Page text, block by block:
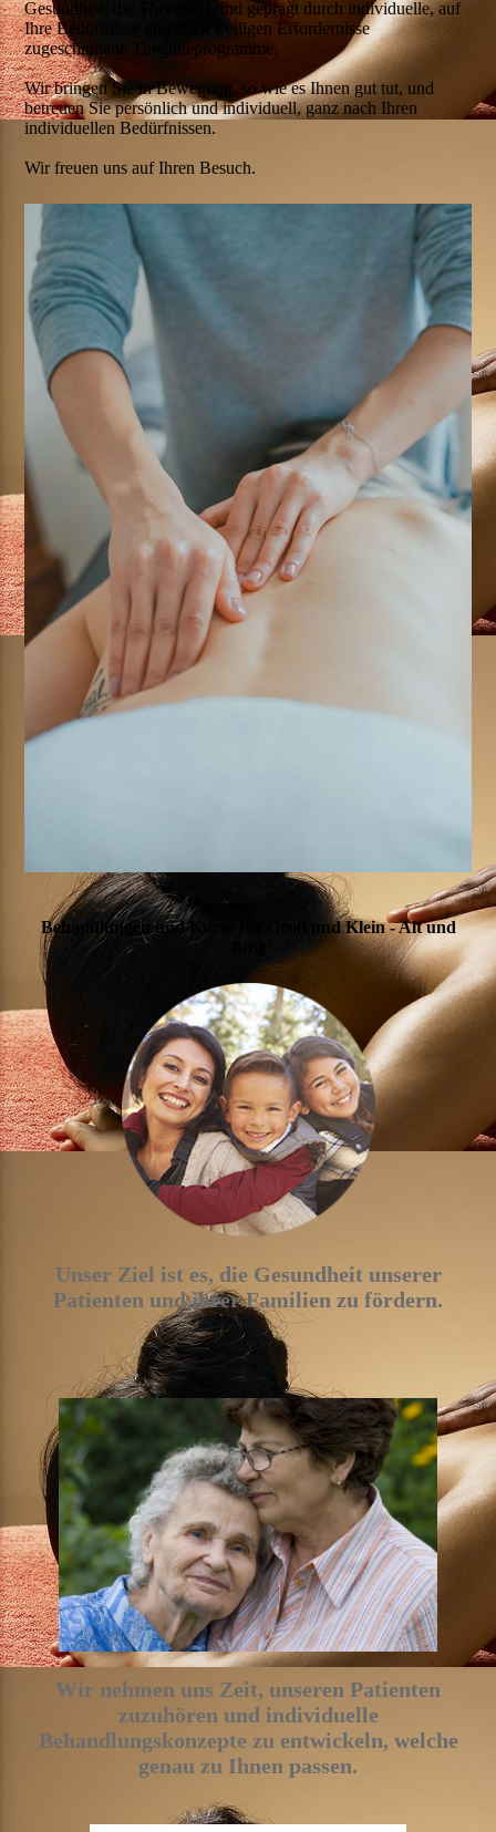
Gesundheit, die Therapien sind geprägt durch individuelle, auf
Ihre Bedürfnisse und die jeweiligen Erfordernisse
zugeschnittene Therapieprogramme.
Wir bringen Sie in Bewegung, so wie es Ihnen gut tut, und
betreuen Sie persönlich und individuell, ganz nach Ihren
individuellen Bedürfnissen.
Wir freuen uns auf Ihren Besuch.
Behandlungen und Kurse für Groß und Klein - Alt und
Unser Ziel ist es, die Gesundheit unserer
Patienten und ihrer Familien zu fördern.
Wir nehmen uns Zeit, unseren Patienten
zuzuhören und individuelle
Behandlungskonzepte zu entwickeln, welche
genau zu Ihnen passen.